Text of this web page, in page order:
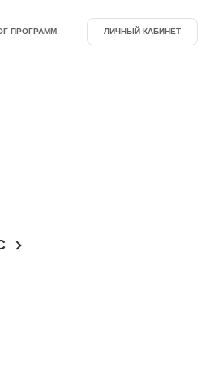
ПРОГРАММ ЛИЧНЫЙ КАБИНЕТ